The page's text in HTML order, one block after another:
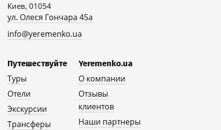
Киев, 01054
ул. Олеся Гончара 45а
info@yeremenko.ua
Путешествуйте
Туры
Отели
Экскурсии
Трансферы
Yeremenko.ua
О компании
Отзывы
клиентов
Наши партнеры